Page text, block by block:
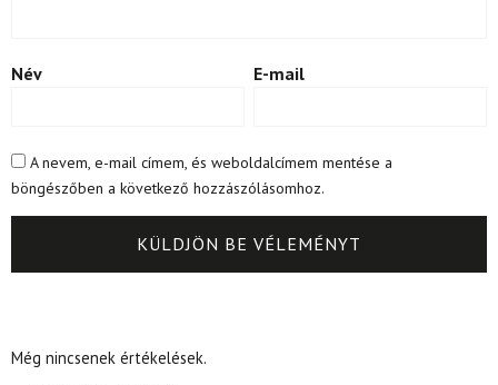
Név E-mail
A nevem, e-mail címem, és weboldalcímem mentése a
böngészőben a következő hozzászólásomhoz.
Még nincsenek értékelések.